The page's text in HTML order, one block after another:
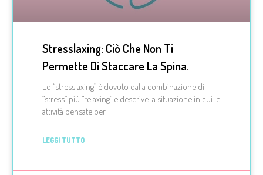
Stresslaxing: Ciò Che Non Ti
Permette Di Staccare La Spina.
Lo “stresslaxing” è dovuto dalla combinazione di
“stress” più “relaxing” e descrive la situazione in cui le
attività pensate per
LEGGI TUTTO